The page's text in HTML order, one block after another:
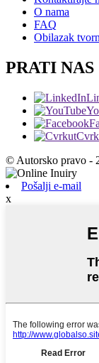
O nama
FAQ
Obilazak
PRATI NAS
© Autorsko pravo -
Pošalji e-mail
x